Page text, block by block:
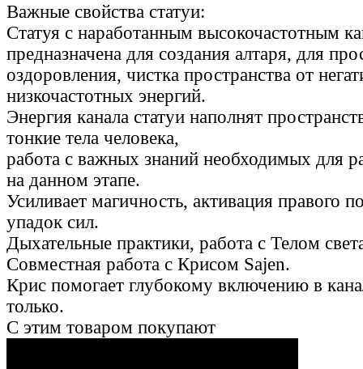
Важные свойства статуи:
Статуя с наработанным высокочастотным
предназначена для создания алтаря, для
оздоровления, чистка пространства от
низкочастотных энергий.
Энергия канала статуи наполнят
тонкие тела человека,
работа с важных знаний необходимых для
на данном этапе.
Усиливает магичность, активация правого
упадок сил.
Дыхательные практики, работа с Телом
Совместная работа с Крисом Sajen.
Крис помогает глубокому включению в
только.
С этим товаром покупают